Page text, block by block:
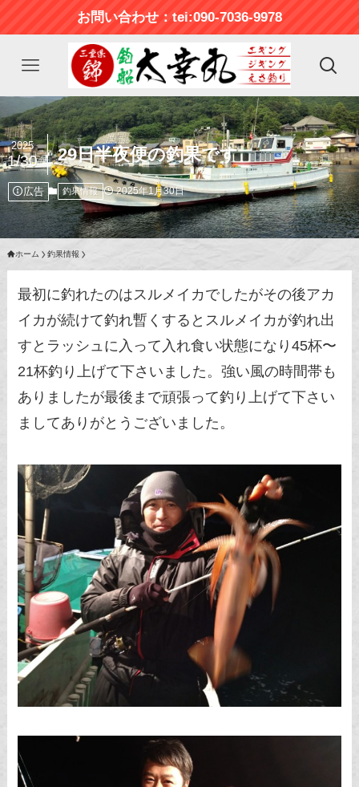
お問い合わせ：tei:090-7036-9978
29日半夜便の釣果です
2025
1/30
広告 釣果情報 2025年1月30日
ホーム 釣果情報
最初に釣れたのはスルメイカでしたがその後アカ
イカが続けて釣れ暫くするとスルメイカが釣れ出
すとラッシュに入って入れ食い状態になり45杯〜
21杯釣り上げて下さいました。強い風の時間帯も
ありましたが最後まで頑張って釣り上げて下さい
ましてありがとうございました。